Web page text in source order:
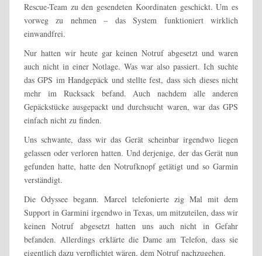
Rescue-Team zu den gesendeten Koordinaten geschickt. Um es
vorweg zu nehmen – das System funktioniert wirklich
einwandfrei.
Nur hatten wir heute gar keinen Notruf abgesetzt und waren
auch nicht in einer Notlage. Was war also passiert. Ich suchte
das GPS im Handgepäck und stellte fest, dass sich dieses nicht
mehr im Rucksack befand. Auch nachdem alle anderen
Gepäckstücke ausgepackt und durchsucht waren, war das GPS
einfach nicht zu finden.
Uns schwante, dass wir das Gerät scheinbar irgendwo liegen
gelassen oder verloren hatten. Und derjenige, der das Gerät nun
gefunden hatte, hatte den Notrufknopf getätigt und so Garmin
verständigt.
Die Odyssee begann. Marcel telefonierte zig Mal mit dem
Support in Garmini irgendwo in Texas, um mitzuteilen, dass wir
keinen Notruf abgesetzt hatten uns auch nicht in Gefahr
befanden. Allerdings erklärte die Dame am Telefon, dass sie
eigentlich dazu verpflichtet wären, dem Notruf nachzugehen.